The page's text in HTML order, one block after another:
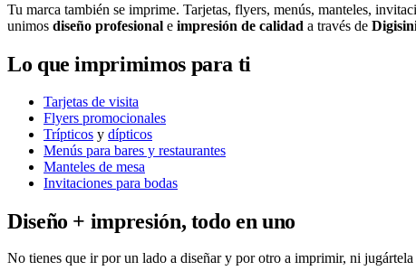
Tu marca también se imprime. Tarjetas, flyers, menús, manteles,
unimos diseño profesional e impresión de calidad a través de
Lo que imprimimos para ti
Tarjetas de visita
Flyers promocionales
Trípticos y dípticos
Menús para bares y restaurantes
Manteles de mesa
Invitaciones para bodas
Diseño + impresión, todo en uno
No tienes que ir por un lado a diseñar y por otro a imprimir, ni